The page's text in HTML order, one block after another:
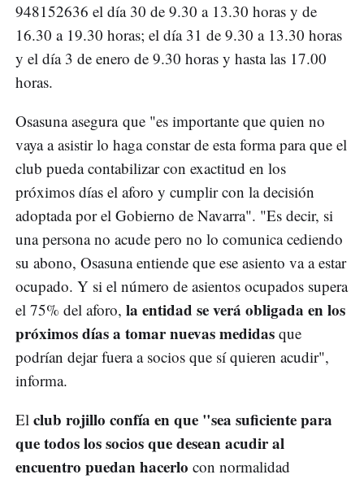
948152636 el día 30 de 9.30 a 13.30 horas y de
16.30 a 19.30 horas; el día 31 de 9.30 a 13.30 horas
y el día 3 de enero de 9.30 horas y hasta las 17.00
horas.
Osasuna asegura que "es importante que quien no
vaya a asistir lo haga constar de esta forma para que el
club pueda contabilizar con exactitud en los
próximos días el aforo y cumplir con la decisión
adoptada por el Gobierno de Navarra". "Es decir, si
una persona no acude pero no lo comunica cediendo
su abono, Osasuna entiende que ese asiento va a estar
ocupado. Y si el número de asientos ocupados supera
el 75% del aforo, la entidad se verá obligada en los
próximos días a tomar nuevas medidas que
podrían dejar fuera a socios que sí quieren acudir",
informa.
El club rojillo confía en que "sea suficiente para
que todos los socios que desean acudir al
encuentro puedan hacerlo con normalidad